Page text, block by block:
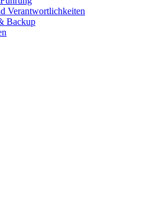
Verantwortlichkeiten
Backup